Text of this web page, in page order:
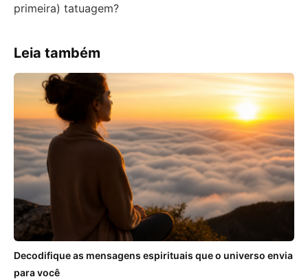
primeira) tatuagem?
Leia também
Decodifique as mensagens espirituais que o universo envia
para você